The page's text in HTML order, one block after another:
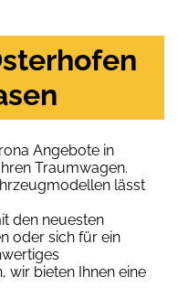
Angebote in
Traumwagen.
lässt
den neuesten
oder sich für ein
wir bieten Ihnen eine